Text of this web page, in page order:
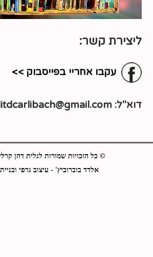
ליצירת קשר:
עקבו אחריי בפייסבוק >>
דוא"ל:
© כל הזכויות שמורות לגלית דהן קרליבך
אלדד בוברוביץ' - עיצוב גרפי